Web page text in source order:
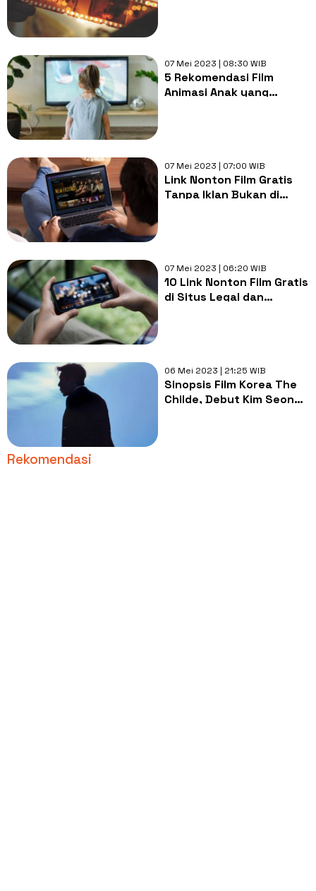
07 Mei 2023 | 08:30 WIB
5 Rekomendasi Film
Animasi Anak yang
07 Mei 2023 | 07:00 WIB
Link Nonton Film Gratis
Tanpa Iklan Bukan di
07 Mei 2023 | 06:20 WIB
10 Link Nonton Film Gratis
di Situs Legal dan
06 Mei 2023 | 21:25 WIB
Sinopsis Film Korea The
Childe, Debut Kim Seon
Rekomendasi